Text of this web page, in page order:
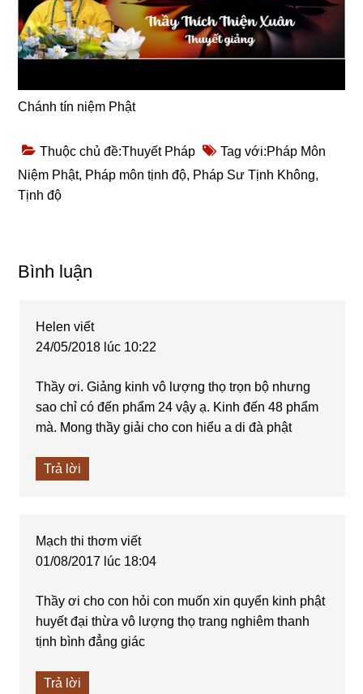
Chánh tín niệm Phật
Thuộc chủ đề:Thuyết Pháp Tag với:Pháp Môn
Niệm Phật, Pháp môn tịnh độ, Pháp Sư Tịnh Không,
Tịnh độ
Reader
Bình luận
Helen viết
24/05/2018 lúc 10:22
Thầy ơi. Giảng kinh vô lượng thọ trọn bộ nhưng
sao chỉ có đến phẩm 24 vậy ạ. Kinh đến 48 phẩm
mà. Mong thầy giải cho con hiểu a di đà phật
Trả lời
Mạch thi thơm viết
01/08/2017 lúc 18:04
Thầy ơi cho con hỏi con muốn xin quyển kinh phật
huyết đại thừa vô lượng thọ trang nghiêm thanh
tịnh bình đẳng giác
Trả lời